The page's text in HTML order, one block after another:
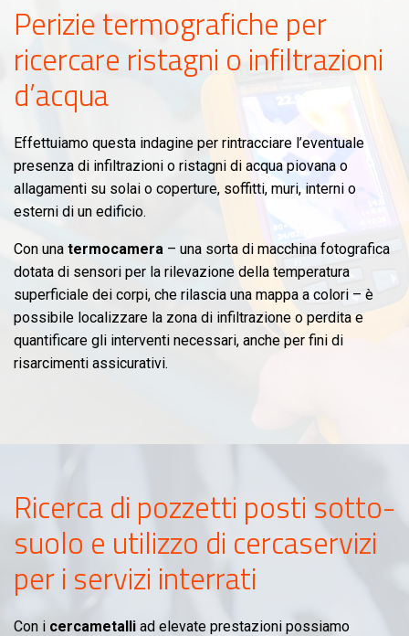
Perizie termografiche per
ricercare ristagni o infiltrazioni
d’acqua
Effettuiamo questa indagine per rintracciare l’eventuale
presenza di infiltrazioni o ristagni di acqua piovana o
allagamenti su solai o coperture, soffitti, muri, interni o
esterni di un edificio.
Con una termocamera – una sorta di macchina fotografica
dotata di sensori per la rilevazione della temperatura
superficiale dei corpi, che rilascia una mappa a colori – è
possibile localizzare la zona di infiltrazione o perdita e
quantificare gli interventi necessari, anche per fini di
risarcimenti assicurativi.
Ricerca di pozzetti posti sotto-
suolo e utilizzo di cercaservizi
per i servizi interrati
Con i cercametalli ad elevate prestazioni possiamo